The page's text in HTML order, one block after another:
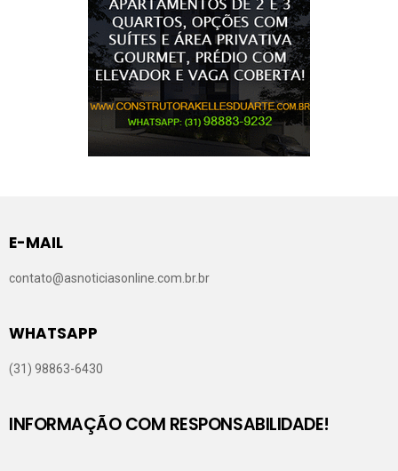
E-MAIL
contato@asnoticiasonline.com.br.br
WHATSAPP
(31) 98863-6430
INFORMAÇÃO COM RESPONSABILIDADE!